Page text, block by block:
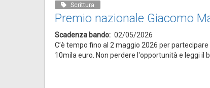
Scrittura
Premio nazionale Giacomo
Scadenza bando
02/05/2026
C’è tempo fino al 2 maggio 2026 per
10mila euro. Non perdere l'opportunità e leggi il